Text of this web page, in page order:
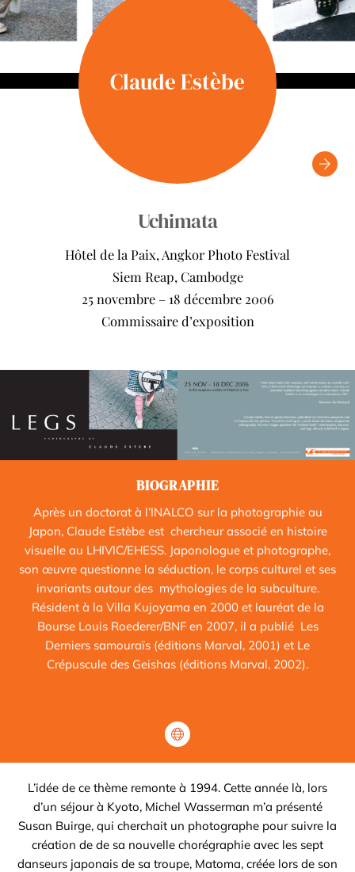
Claude Estèbe
Uchimata
Hôtel de la Paix, Angkor Photo Festival
Siem Reap, Cambodge
25 novembre – 18 décembre 2006
Commissaire d’exposition
BIOGRAPHIE
Après un doctorat à l’INALCO sur la photographie au
Japon, Claude Estèbe est chercheur associé en histoire
visuelle au LHIVIC/EHESS. Japonologue et photographe,
son œuvre questionne la séduction, le corps culturel et ses
invariants autour des mythologies de la subculture.
Résident à la Villa Kujoyama en 2000 et lauréat de la
Bourse Louis Roederer/BNF en 2007, il a publié Les
Derniers samouraïs (éditions Marval, 2001) et Le
Crépuscule des Geishas (éditions Marval, 2002).
L’idée de ce thème remonte à 1994. Cette année là, lors
d’un séjour à Kyoto, Michel Wasserman m’a présenté
Susan Buirge, qui cherchait un photographe pour suivre la
création de de sa nouvelle chorégraphie avec les sept
danseurs japonais de sa troupe, Matoma, créée lors de son